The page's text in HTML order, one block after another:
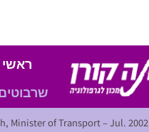
ראשי
Minister of Transport – Jul. 2002